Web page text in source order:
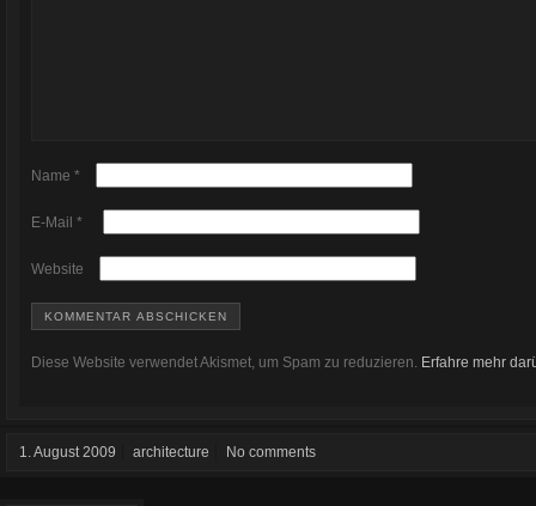
Name *
E-Mail *
Website
Diese Website verwendet Akismet, um Spam zu reduzieren. Erfahre mehr
1. August 2009 architecture No comments